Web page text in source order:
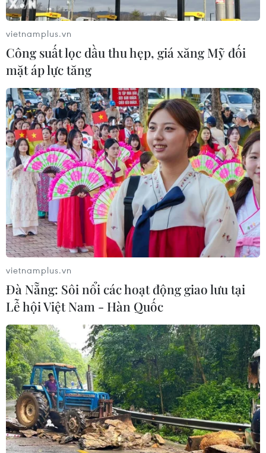
Trung Quốc cho Venezuela vay 5 tỷ USD để
lấy nguồn cung dầu thô
01/08/2015 06:37
Bộ trưởng Kinh tế và Tài chính Venezuela Rodolfo Marco
thông báo nước này vừa nhận được khoản tín dụng trị
giá 5 tỷ USD của Trung Quốc trong một thỏa thuận về
cung cấp dầu thô cho quốc gia châu Á.
vietnamplus.vn
Công suất lọc dầu thu hẹp, giá xăng Mỹ đối
mặt áp lực tăng
vietnamplus.vn
Đà Nẵng: Sôi nổi các hoạt động giao lưu tại
Lễ hội Việt Nam - Hàn Quốc